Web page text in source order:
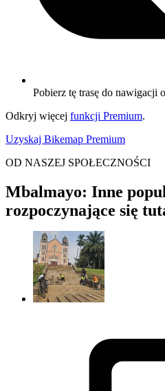
Pobierz tę trasę do nawigacji
Odkryj więcej funkcji Premium.
Uzyskaj Bikemap Premium
OD NASZEJ SPOŁECZNOŚCI
Mbalmayo: Inne
rozpoczynające się